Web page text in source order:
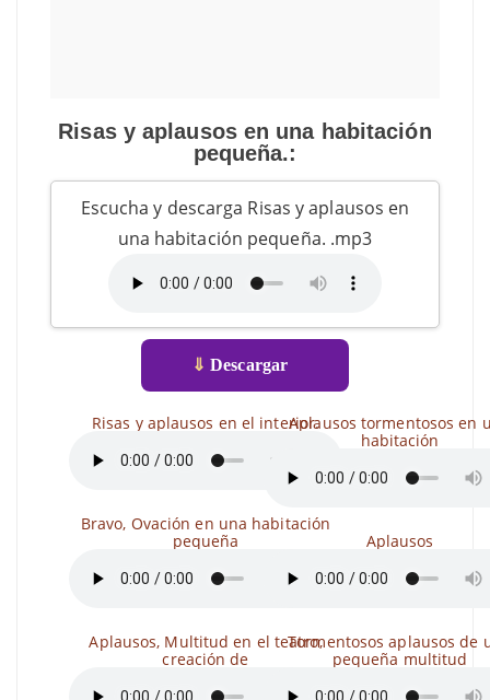
Risas y aplausos en una habitación
pequeña.:
Escucha y descarga Risas y aplausos en
una habitación pequeña. .mp3
⇓ Descargar
Risas y aplausos en el interior.
Bravo, Ovación en una habitación
pequeña
Aplausos, Multitud en el teatro,
creación de
Aplausos tormentosos en
habitación
Aplausos
Tormentosos aplausos de
pequeña multitud